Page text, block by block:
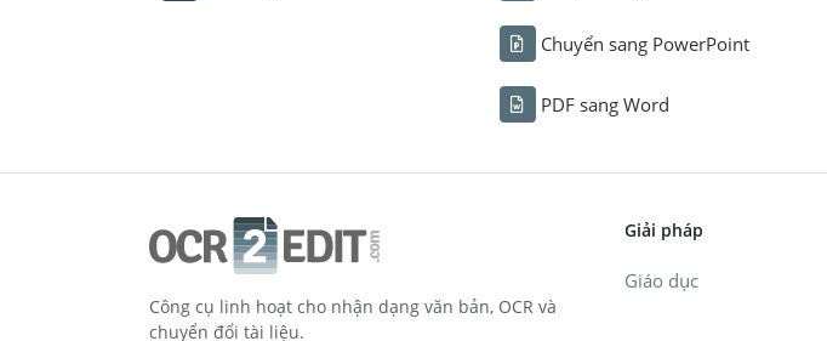
Chuyển sang PowerPoint
PDF sang Word
Công cụ linh hoạt cho nhận dạng văn bản, OCR và
chuyển đổi tài liệu.
Giải pháp
Giáo dục